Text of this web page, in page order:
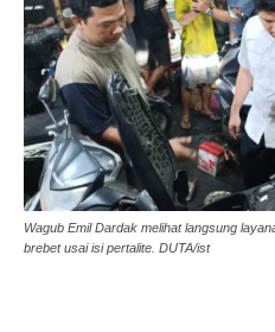
Wagub Emil Dardak melihat langsung
brebet usai isi pertalite. DUTA/ist